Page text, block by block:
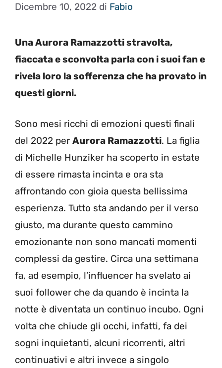
Dicembre 10, 2022 di Fabio
Una Aurora Ramazzotti stravolta,
fiaccata e sconvolta parla con i suoi fan e
rivela loro la sofferenza che ha provato in
questi giorni.
Sono mesi ricchi di emozioni questi finali
del 2022 per Aurora Ramazzotti. La figlia
di Michelle Hunziker ha scoperto in estate
di essere rimasta incinta e ora sta
affrontando con gioia questa bellissima
esperienza. Tutto sta andando per il verso
giusto, ma durante questo cammino
emozionante non sono mancati momenti
complessi da gestire. Circa una settimana
fa, ad esempio, l’influencer ha svelato ai
suoi follower che da quando è incinta la
notte è diventata un continuo incubo. Ogni
volta che chiude gli occhi, infatti, fa dei
sogni inquietanti, alcuni ricorrenti, altri
continuativi e altri invece a singolo